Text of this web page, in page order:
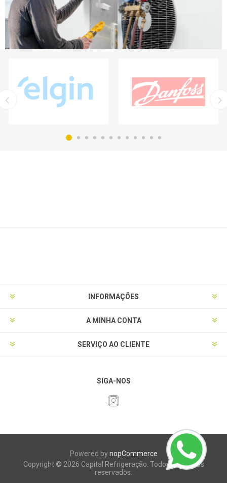
INFORMAÇÕES
A MINHA CONTA
SERVIÇO AO CLIENTE
SIGA-NOS
Powered bynopCommerce
Copyright © 2026 Capital Refrigeração. Todos os direitos
reservados.